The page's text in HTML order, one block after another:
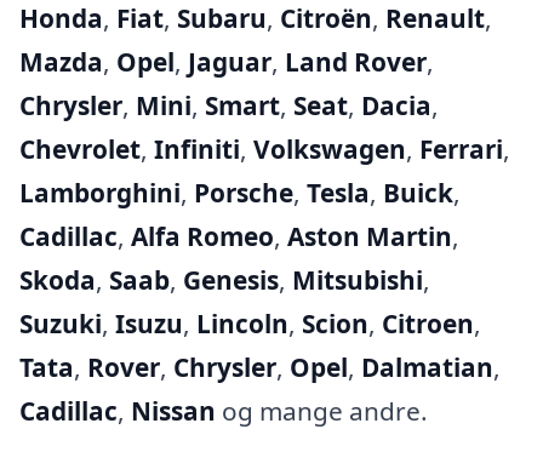
Honda, Fiat, Subaru, Citroën, Renault,
Mazda, Opel, Jaguar, Land Rover,
Chrysler, Mini, Smart, Seat, Dacia,
Chevrolet, Infiniti, Volkswagen, Ferrari,
Lamborghini, Porsche, Tesla, Buick,
Cadillac, Alfa Romeo, Aston Martin,
Skoda, Saab, Genesis, Mitsubishi,
Suzuki, Isuzu, Lincoln, Scion, Citroen,
Tata, Rover, Chrysler, Opel, Dalmatian,
Cadillac, Nissan og mange andre.